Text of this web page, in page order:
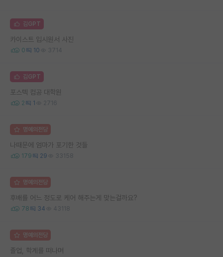
김GPT
카이스트 입시원서 사진
0 10 3714
김GPT
포스텍 컴공 대학원
2 1 2716
명예의전당
나때문에 엄마가 포기한 것들
179 29 33158
명예의전당
후배를 어느 정도로 케어 해주는게 맞는걸까요?
78 34 43118
명예의전당
졸업, 학계를 떠나며